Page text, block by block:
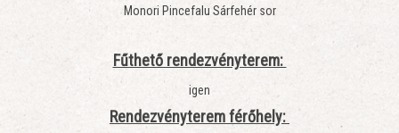
Monori Pincefalu Sárfehér sor
Fűthető rendezvényterem:
igen
Rendezvényterem férőhely: